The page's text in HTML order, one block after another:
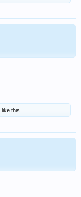
like this.